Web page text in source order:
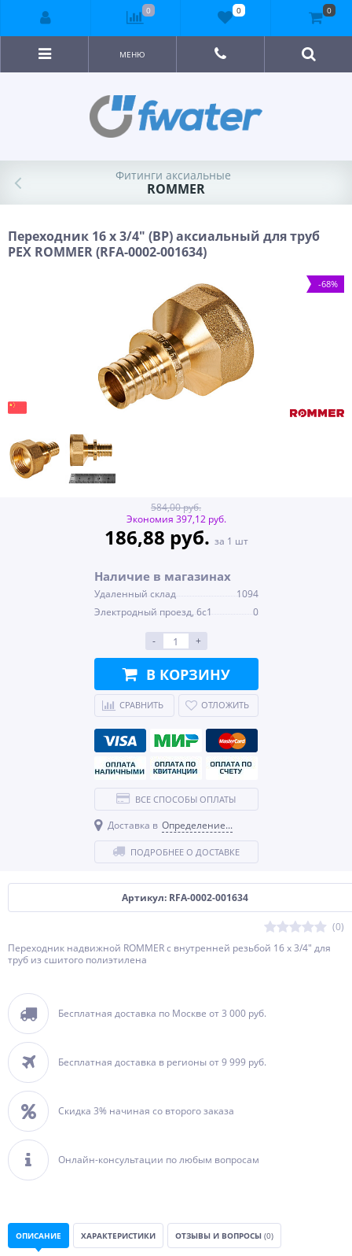
МЕНЮ
Фитинги аксиальные
ROMMER
Переходник 16 x 3/4" (ВР) аксиальный для труб
PEX ROMMER (RFA-0002-001634)
-68%
Артикул: RFA-0002-001634
(0)
Переходник надвижной ROMMER с внутренней резьбой 16 x 3/4" для
труб из сшитого полиэтилена
Бесплатная доставка по Москве от 3 000 руб.
Бесплатная доставка в регионы от 9 999 руб.
Скидка 3% начиная со второго заказа
Онлайн-консультации по любым вопросам
584,00 руб.
Экономия 397,12 руб.
186,88 руб. за 1 шт
Наличие в магазинах
Удаленный склад
1094
Электродный проезд, 6с1
0
- +
В КОРЗИНУ
СРАВНИТЬ ОТЛОЖИТЬ
ВСЕ СПОСОБЫ ОПЛАТЫ
Доставка в Определение...
ПОДРОБНЕЕ О ДОСТАВКЕ
ОПИСАНИЕ ХАРАКТЕРИСТИКИ ОТЗЫВЫ И ВОПРОСЫ (0)
0 0 0